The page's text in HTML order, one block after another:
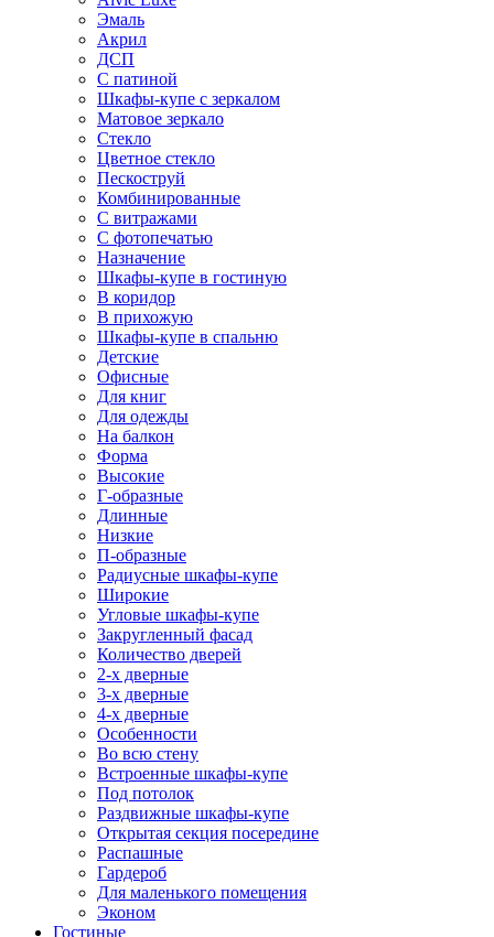
Эмаль
Акрил
ДСП
С патиной
Шкафы-купе с зеркалом
Матовое зеркало
Стекло
Цветное стекло
Пескоструй
Комбинированные
С витражами
С фотопечатью
Назначение
Шкафы-купе в гостиную
В коридор
В прихожую
Шкафы-купе в спальню
Детские
Офисные
Для книг
Для одежды
На балкон
Форма
Высокие
Г-образные
Длинные
Низкие
П-образные
Радиусные шкафы-купе
Широкие
Угловые шкафы-купе
Закругленный фасад
Количество дверей
2-х дверные
3-х дверные
4-х дверные
Особенности
Во всю стену
Встроенные шкафы-купе
Под потолок
Раздвижные шкафы-купе
Открытая секция посередине
Распашные
Гардероб
Для маленького помещения
Эконом
Гостиные